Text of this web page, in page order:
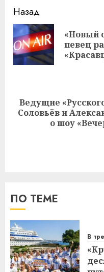
Навигация
записи
Назад
«Новый
певец
Следующая
Ведущие
Соловьёв и
о шоу
ПО ТЕМЕ
В